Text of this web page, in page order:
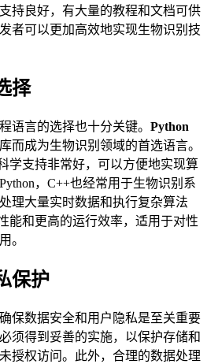
持良好，有大量的教程和文档可供
者可以更加高效地实现生物识别技
择
语言的选择也十分关键。 Python
而成为生物识别领域的首选语言。
学支持非常好，可以方便地实现算
，C++也经常用于生物识别系
理大量实时数据和执行复杂算法
能和更高的运行效率，适用于对性
。
保护
保数据安全和用户隐私是至关重要
须得到妥善的实施，以保护存储和
授权访问。此外，合理的数据处理